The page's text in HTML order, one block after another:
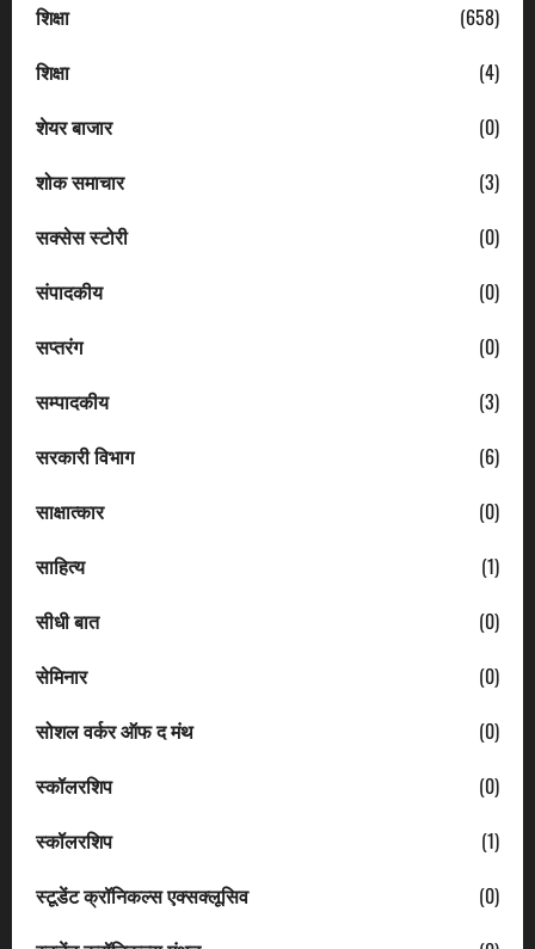
शिक्षा
(658)
शिक्षा
(4)
शेयर बाजार
(0)
शोक समाचार
(3)
सक्सेस स्टोरी
(0)
संपादकीय
(0)
सप्तरंग
(0)
सम्पादकीय
(3)
सरकारी विभाग
(6)
साक्षात्कार
(0)
साहित्य
(1)
सीधी बात
(0)
सेमिनार
(0)
सोशल वर्कर ऑफ द मंथ
(0)
स्कॉलरशिप
(0)
स्कॉलरशिप
(1)
स्टूडेंट क्रॉनिकल्स एक्सक्लूसिव
(0)